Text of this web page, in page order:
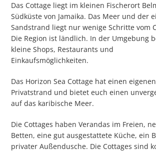
Das Cottage liegt im kleinen Fischerort
Südküste von Jamaika. Das Meer und der
Sandstrand liegt nur wenige Schritte vom
Die Region ist ländlich. In der Umgebung
kleine Shops, Restaurants und
Einkaufsmöglichkeiten.
Das Horizon Sea Cottage hat einen
Privatstrand und bietet euch einen
auf das karibische Meer.
Die Cottages haben Verandas im Freien,
Betten, eine gut ausgestattete Küche, ein
privater Außendusche. Die Cottages sind